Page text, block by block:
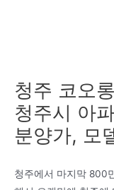
청주 코오
청주시 아
분양가, 모
청주에서 마지막 800